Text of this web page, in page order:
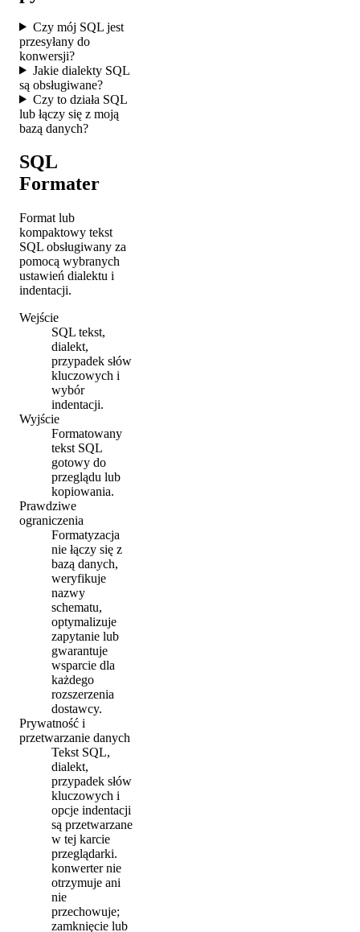
Czy mój SQL jest
przesyłany do
konwersji?
Jakie dialekty SQL
są obsługiwane?
Czy to działa SQL
lub łączy się z moją
bazą danych?
SQL
Formater
Format lub
kompaktowy tekst
SQL obsługiwany za
pomocą wybranych
ustawień dialektu i
indentacji.
Wejście
SQL tekst,
dialekt,
przypadek słów
kluczowych i
wybór
indentacji.
Wyjście
Formatowany
tekst SQL
gotowy do
przeglądu lub
kopiowania.
Prawdziwe
ograniczenia
Formatyzacja
nie łączy się z
bazą danych,
weryfikuje
nazwy
schematu,
optymalizuje
zapytanie lub
gwarantuje
wsparcie dla
każdego
rozszerzenia
dostawcy.
Prywatność i
przetwarzanie danych
Tekst SQL,
dialekt,
przypadek słów
kluczowych i
opcje indentacji
są przetwarzane
w tej karcie
przeglądarki.
konwerter nie
otrzymuje ani
nie
przechowuje;
zamknięcie lub